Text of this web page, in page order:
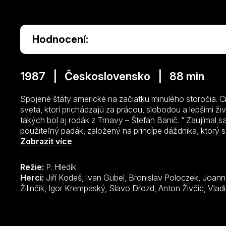
Hodnocení:
1987 | Československo | 88 min
Spojené štáty americké na začiatku minulého storočia.
sveta, ktorí prichádzajú za prácou, slobodou a lepšími
takých bol aj rodák z Trnavy – Štefan Banič. “ Zaujímal
použiteľný padák, založený na princípe dáždnika, ktorý
Padák mal vyriešiť problém tzv. plávania vo vzduchu a
života vyskúšal a získal naň od patentového úradu USA
tomu zomrel tento vynálezca v zabudnutí, bez
ocenenia. Hoci historické pramene ponúkajú o ňom
objave sa vie len málo, scenáristka Jarmila Tomášková
Zobrazit více
Režie: P. Hledík
Herci:
Žilinčík, Igor